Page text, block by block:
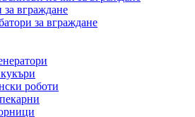
вграждане
за вграждане
роботи